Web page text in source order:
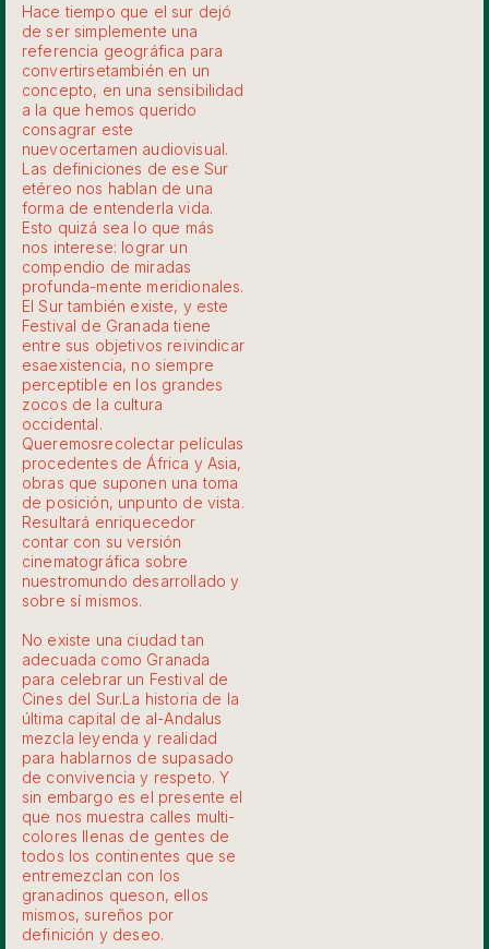
Hace tiempo que el sur dejó
de ser simplemente una
referencia geográfica para
convertirsetambién en un
concepto, en una sensibilidad
a la que hemos querido
consagrar este
nuevocertamen audiovisual.
Las definiciones de ese Sur
etéreo nos hablan de una
forma de entenderla vida.
Esto quizá sea lo que más
nos interese: lograr un
compendio de miradas
profunda-mente meridionales.
El Sur también existe, y este
Festival de Granada tiene
entre sus objetivos reivindicar
esaexistencia, no siempre
perceptible en los grandes
zocos de la cultura
occidental.
Queremosrecolectar películas
procedentes de África y Asia,
obras que suponen una toma
de posición, unpunto de vista.
Resultará enriquecedor
contar con su versión
cinematográfica sobre
nuestromundo desarrollado y
sobre sí mismos.
No existe una ciudad tan
adecuada como Granada
para celebrar un Festival de
Cines del Sur.La historia de la
última capital de al-Andalus
mezcla leyenda y realidad
para hablarnos de supasado
de convivencia y respeto. Y
sin embargo es el presente el
que nos muestra calles multi-
colores llenas de gentes de
todos los continentes que se
entremezclan con los
granadinos queson, ellos
mismos, sureños por
definición y deseo.